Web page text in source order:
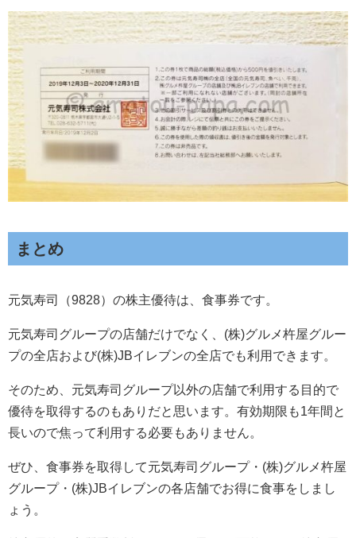
まとめ
元気寿司（9828）の株主優待は、食事券です。
元気寿司グループの店舗だけでなく、(株)グルメ杵屋グルー
プの全店および(株)JBイレブンの全店でも利用できます。
そのため、元気寿司グループ以外の店舗で利用する目的で
優待を取得するのもありだと思います。有効期限も1年間と
長いので焦って利用する必要もありません。
ぜひ、食事券を取得して元気寿司グループ・(株)グルメ杵屋
グループ・(株)JBイレブンの各店舗でお得に食事をしまし
ょう。